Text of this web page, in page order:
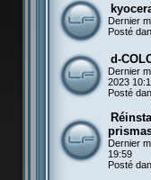
Dernier
Posté
d-
Dernier
2023
Posté
Dernier
19:59
Posté